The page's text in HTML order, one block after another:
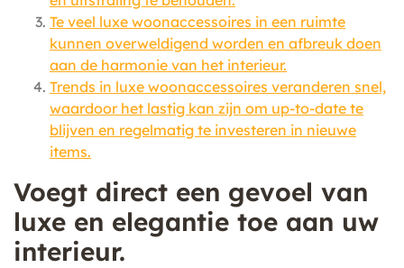
Te veel luxe woonaccessoires in een ruimte
kunnen overweldigend worden en afbreuk doen
aan de harmonie van het interieur.
Trends in luxe woonaccessoires veranderen snel,
waardoor het lastig kan zijn om up-to-date te
blijven en regelmatig te investeren in nieuwe
items.
Voegt direct een gevoel van
luxe en elegantie toe aan uw
interieur.